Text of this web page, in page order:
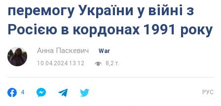
перемогу України у війні з
Росією в кордонах 1991 року
Анна Паскевич
War
10.04.2024 13:12
8,2 т.
4 РУС